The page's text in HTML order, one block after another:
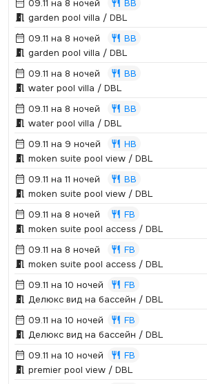
09.11 на 8 ночей
BB
garden pool villa / DBL
09.11 на 8 ночей
BB
garden pool villa / DBL
09.11 на 8 ночей
BB
water pool villa / DBL
09.11 на 8 ночей
BB
water pool villa / DBL
09.11 на 9 ночей
HB
moken suite pool view / DBL
09.11 на 11 ночей
BB
moken suite pool view / DBL
09.11 на 8 ночей
FB
moken suite pool access / DBL
09.11 на 8 ночей
FB
moken suite pool access / DBL
09.11 на 10 ночей
FB
Делюкс вид на бассейн / DBL
09.11 на 10 ночей
FB
Делюкс вид на бассейн / DBL
09.11 на 10 ночей
FB
premier pool view / DBL